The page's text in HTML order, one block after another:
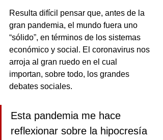
Resulta difícil pensar que, antes de la
gran pandemia, el mundo fuera uno
“sólido”, en términos de los sistemas
económico y social. El coronavirus nos
arroja al gran ruedo en el cual
importan, sobre todo, los grandes
debates sociales.
Esta pandemia me hace
reflexionar sobre la hipocresía